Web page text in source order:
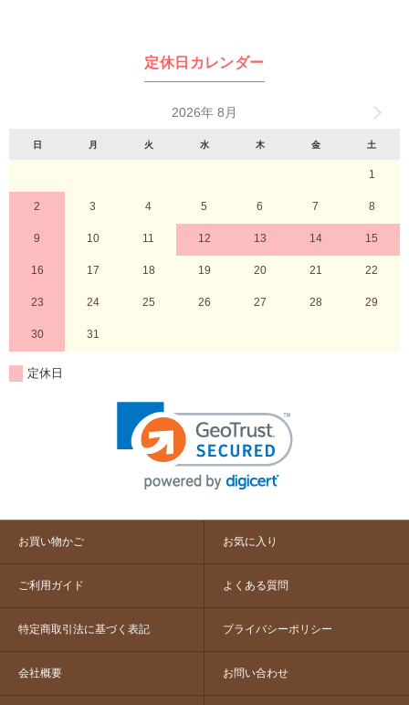
定休日カレンダー
2026年 8月
日 月 火 水 木 金 土
1
2 3 4 5 6 7 8
9 10 11 12 13 14 15
16 17 18 19 20 21 22
23 24 25 26 27 28 29
30 31
定休日
お買い物かご お気に入り
ご利用ガイド よくある質問
特定商取引法に基づく表記 プライバシーポリシー
会社概要 お問い合わせ